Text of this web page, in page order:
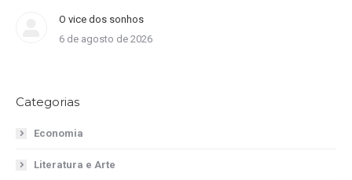
O vice dos sonhos
6 de agosto de 2026
Categorias
Economia
Literatura e Arte